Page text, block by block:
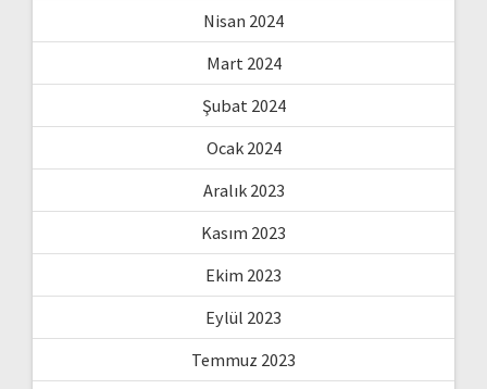
Nisan 2024
Mart 2024
Şubat 2024
Ocak 2024
Aralık 2023
Kasım 2023
Ekim 2023
Eylül 2023
Temmuz 2023